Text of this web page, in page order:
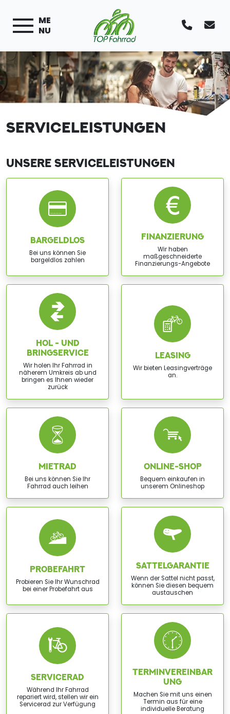
ME
NU
SERVICELEISTUNGEN
UNSERE SERVICELEISTUNGEN
BARGELDLOS
Bei uns können Sie
bargeldlos zahlen
FINANZIERUNG
Wir haben
maßgeschneiderte
Finanzierungs-Angebote
HOL - UND
BRINGSERVICE
Wir holen Ihr Fahrrad in
näherem Umkreis ab und
bringen es Ihnen wieder
zurück
LEASING
Wir bieten Leasingverträge
an.
MIETRAD
Bei uns können Sie Ihr
Fahrrad auch leihen
ONLINE-SHOP
Bequem einkaufen in
unserem Onlineshop
PROBEFAHRT
Probieren Sie Ihr Wunschrad
bei einer Probefahrt aus
SATTELGARANTIE
Wenn der Sattel nicht passt,
können Sie diesen bequem
austauschen
SERVICERAD
Während Ihr Fahrrad
repariert wird, stellen wir ein
Servicerad zur Verfügung
TERMINVEREINBAR
UNG
Machen Sie mit uns einen
Termin aus für eine
individuelle Beratung